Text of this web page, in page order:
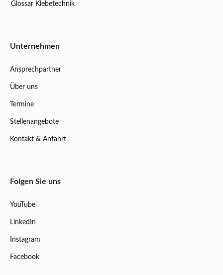
Glossar Klebetechnik
Unternehmen
Ansprechpartner
Über uns
Termine
Stellenangebote
Kontakt & Anfahrt
Folgen Sie uns
YouTube
LinkedIn
Instagram
Facebook